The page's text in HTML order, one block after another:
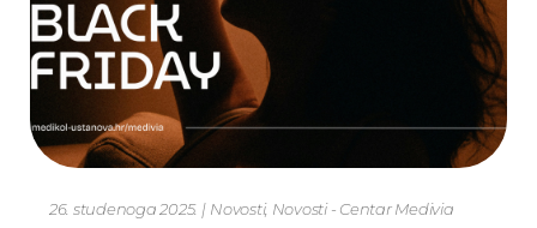
10. studenoga 2023. | Novosti